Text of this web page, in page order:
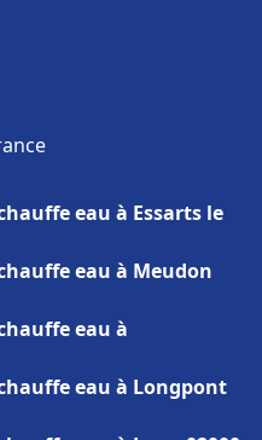
eau à Essarts le
eau à Meudon
eau à
eau à Longpont